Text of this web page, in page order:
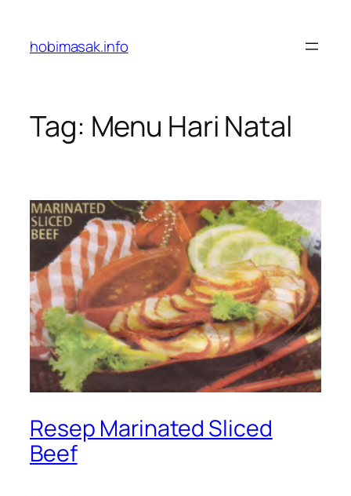
content
hobimasak.info
Tag: Menu Hari Natal
Resep Marinated Sliced
Beef